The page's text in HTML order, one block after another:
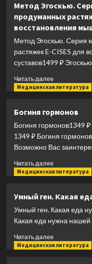
анализов.
крови
Метод Эгоскью.
продуманных
восстановления
Метод Эгоскью. Серия
растяжек E-CISES для
суставов1499 ₽
Читать далееПрочитать
больше
Эгоскью.
Серия
мягких
продуманных
растяжек
для
мышц,
и
суставов
Медицинская литература
Богиня гормонов
Богиня гормонов1349
1349 ₽ Богиня
Возможно Вас
Читать далееПрочитать
больше
гормонов
Медицинская литература
Умный ген. Какая
Умный ген. Какая еда
Какая еда нужна
Читать далееПрочитать
больше
Медицинская литература